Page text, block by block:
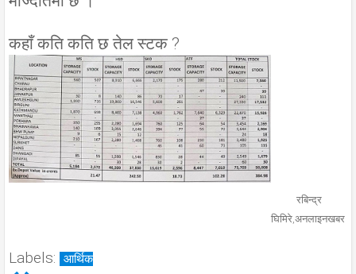
कहाँ कति कति छ तेल स्टक ?
रबिन्द्र
घिमिरे,अनलाइनखबर
Labels: आर्थिक